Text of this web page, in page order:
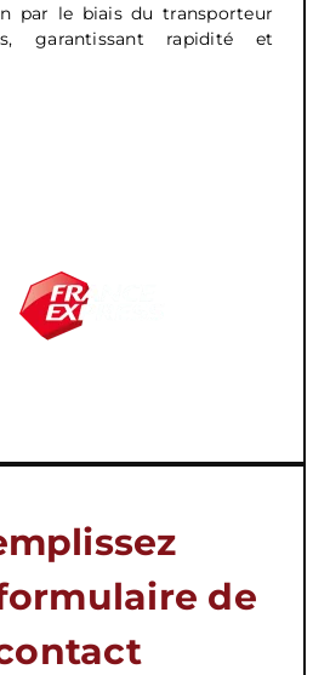
par le biais du transporteur
garantissant rapidité et
de